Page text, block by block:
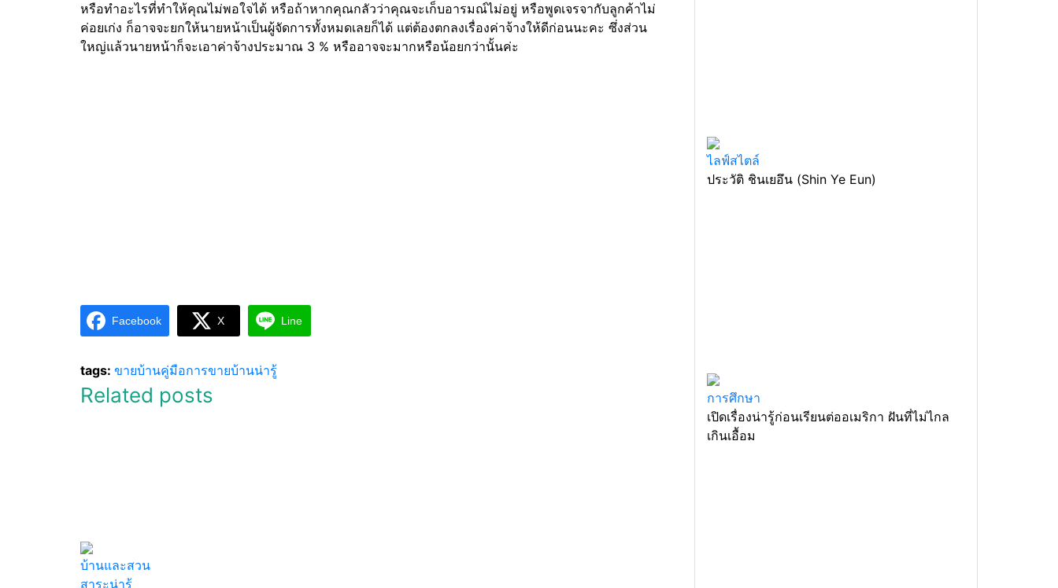
หรือทำอะไรที่ทำให้คุณไม่พอใจได้ หรือถ้าหากคุณกลัวว่าคุณจะเก็บอารมณ์ไม่อยู่ หรือพูดเจรจากับลูกค้าไม่
ค่อยเก่ง ก็อาจจะยกให้นายหน้าเป็นผู้จัดการทั้งหมดเลยก็ได้ แต่ต้องตกลงเรื่องค่าจ้างให้ดีก่อนนะคะ ซึ่งส่วน
ใหญ่แล้วนายหน้าก็จะเอาค่าจ้างประมาณ 3 % หรืออาจจะมากหรือน้อยกว่านั้นค่ะ
Facebook X Line
tags: ขายบ้านคู่มือการขายบ้านน่ารู้
Related posts
บ้านและสวน
สาระน่ารู้
ไลฟ์สไตล์
ประวัติ ชินเยอึน (Shin Ye Eun)
การศึกษา
เปิดเรื่องน่ารู้ก่อนเรียนต่ออเมริกา ฝันที่ไม่ไกล
เกินเอื้อม